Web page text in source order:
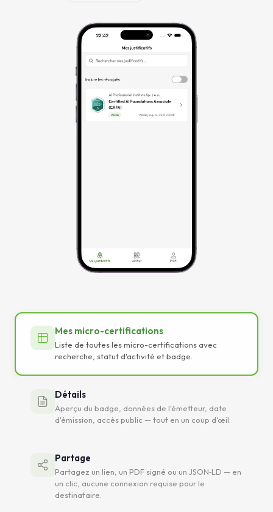
Mes micro-certifications
Liste de toutes les micro-certifications avec
recherche, statut d'activité et badge.
Détails
Aperçu du badge, données de l'émetteur, date
d'émission, accès public — tout en un coup d'œil.
Partage
Partagez un lien, un PDF signé ou un JSON‑LD — en
un clic, aucune connexion requise pour le
destinataire.